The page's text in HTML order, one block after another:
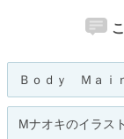
Ｂｏｄｙ Ｍａｉ
Mナオキのイラス